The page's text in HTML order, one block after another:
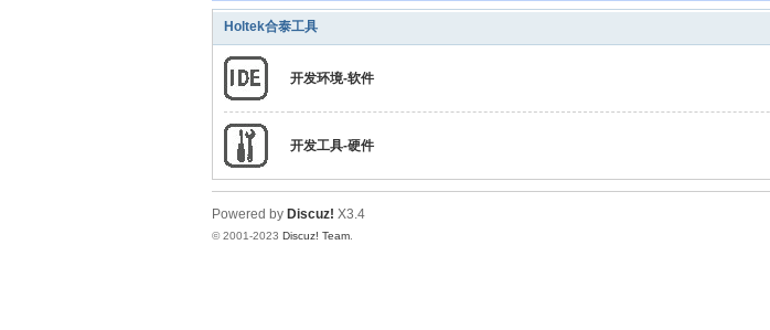
13合泰HOLTEK 触控单片机触控原理
12合泰开发板 学习板 HT66F0185 + BS86D20A-3
12如何使用Holtek Touch MCU Workshop生成触摸函数库工程
触摸感度设置
版块排行
8Bit 通用M
32Bit ARM
合泰资讯
代码共享
0BS 触摸系
0用户杂谈
Holtek合泰工具
开发环境-软件
开发工具-硬件
Powered by Discuz! X3.4
© 2001-2023 Discuz! Team